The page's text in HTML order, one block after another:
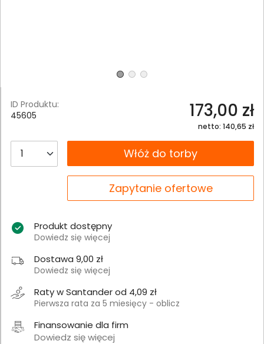
ID Produktu:
45605
173,00 zł
netto: 140,65 zł
__B2C.PRODUCT.QUANTITYWłóż do torby
Zapytanie ofertowe
Produkt dostępny
Dowiedz się więcej
Dostawa 9,00 zł
Dowiedz się więcej
Raty w Santander od 4,09 zł
Pierwsza rata za 5 miesięcy - oblicz
Finansowanie dla firm
Dowiedz się więcej